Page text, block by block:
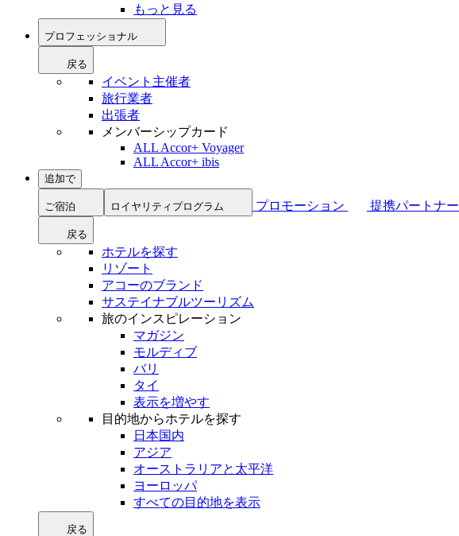
もっと見る
プロフェッショナル
戻る
イベント主催者
旅行業者
出張者
メンバーシップカード
ALL Accor+ Voyager
ALL Accor+ ibis
追加で
ご宿泊 ロイヤリティプログラム プロモーション 提携パートナー
戻る
ホテルを探す
リゾート
アコーのブランド
サステイナブルツーリズム
旅のインスピレーション
マガジン
モルディブ
バリ
タイ
表示を増やす
目的地からホテルを探す
日本国内
アジア
オーストラリアと太平洋
ヨーロッパ
すべての目的地を表示
戻る